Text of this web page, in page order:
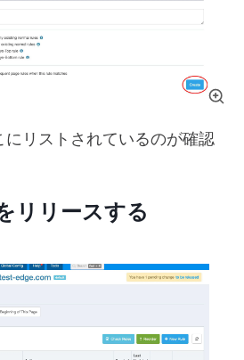
リストされているのが確認
リリースする